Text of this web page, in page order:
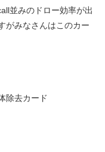
並みのドロー効率が出
がみなさんはこのカー
除去カード